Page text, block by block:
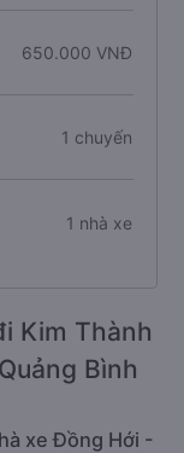
650.000 VNĐ
1 chuyến
1 nhà xe
Kim Thành
Bình
xe Đồng Hới -